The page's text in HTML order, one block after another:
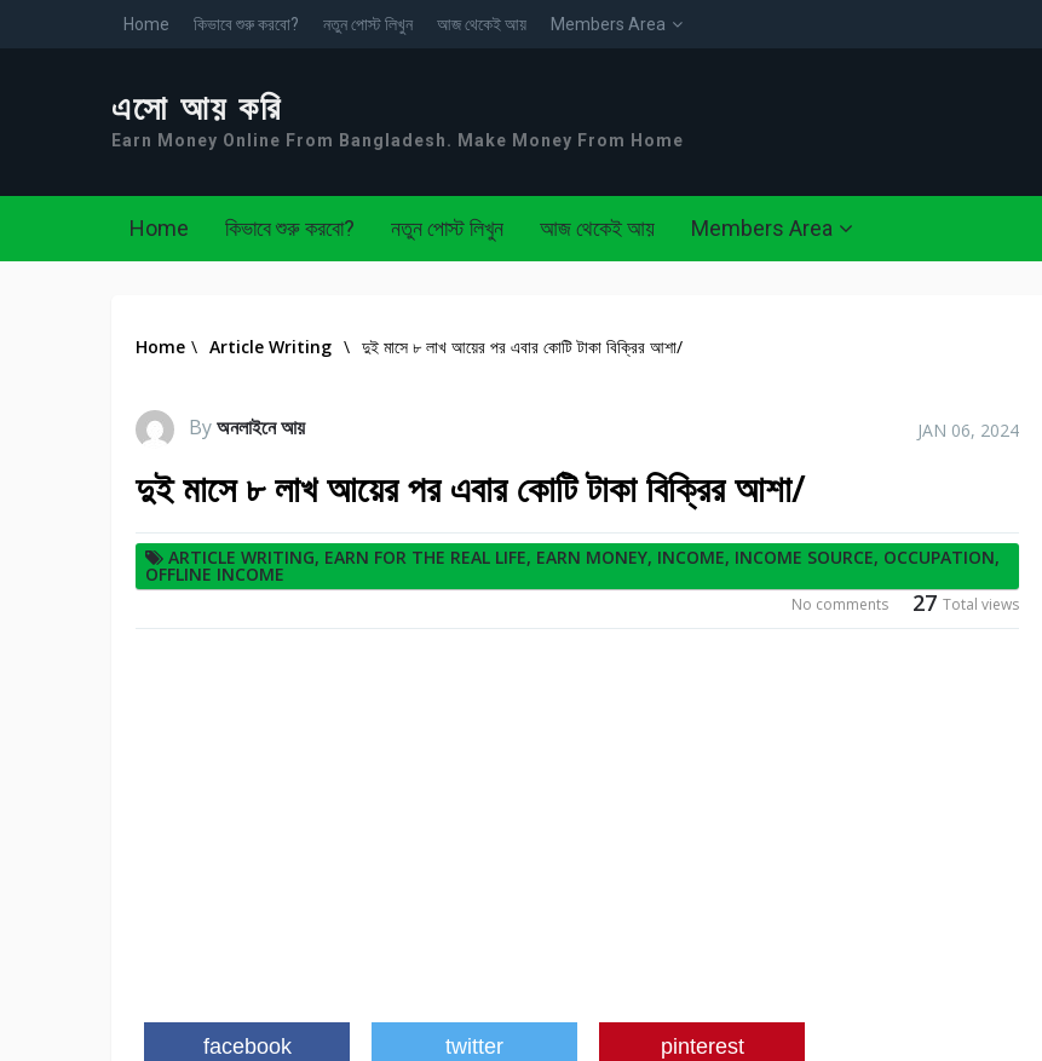
Home কিভাবে শুরু করবো? নতুন পোস্ট লিখুন আজ থেকেই আয় Members Area
এসো আয় করি
Earn Money Online From Bangladesh. Make Money From Home
Home কিভাবে শুরু করবো? নতুন পোস্ট লিখুন আজ থেকেই আয় Members Area
Home \ Article Writing \ দুই মাসে ৮ লাখ আয়ের পর এবার কোটি টাকা বিক্রির আশা/
Byঅনলাইনে আয় JAN 06, 2024
দুই মাসে ৮ লাখ আয়ের পর এবার কোটি টাকা বিক্রির আশা/
ARTICLE WRITING, EARN FOR THE REAL LIFE, EARN MONEY, INCOME, INCOME SOURCE, OCCUPATION,
OFFLINE INCOME
27 Total views
No comments
facebook twitter pinterest